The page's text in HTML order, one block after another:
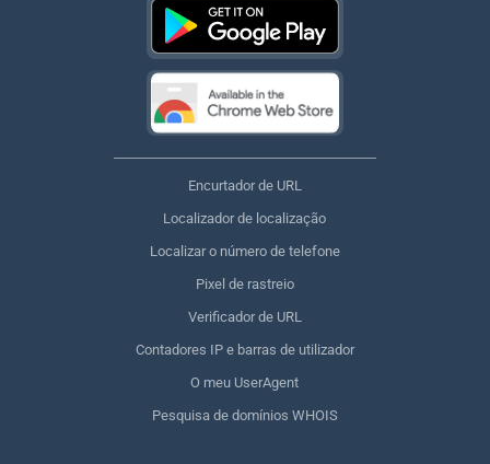
Encurtador de URL
Localizador de localização
Localizar o número de telefone
Pixel de rastreio
Verificador de URL
Contadores IP e barras de utilizador
O meu UserAgent
Pesquisa de domínios WHOIS